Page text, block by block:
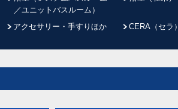
／ユニットバスルーム）
アクセサリー・手すりほか CERA（セラ）